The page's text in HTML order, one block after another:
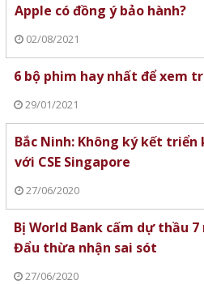
Apple có đồng ý bảo hành?
02/08/2021
6 bộ phim hay nhất để xem
29/01/2021
Bắc Ninh: Không ký kết triển
với CSE Singapore
27/06/2020
Bị World Bank cấm dự thầu 7
Đẩu thừa nhận sai sót
27/06/2020